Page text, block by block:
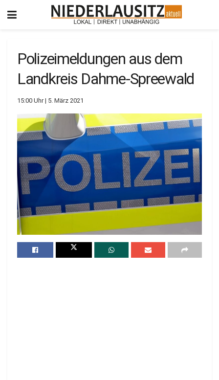
Polizeimeldungen aus dem
Landkreis Dahme-Spreewald
15:00 Uhr | 5. März 2021